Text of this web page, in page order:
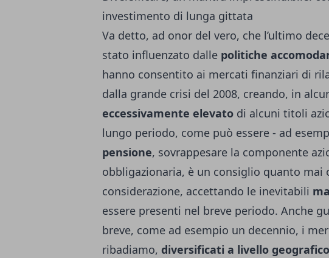
investimento di lunga gittata
Va detto, ad onor del vero, che l’ultimo
stato influenzato dalle politiche
hanno consentito ai mercati finanziari di
dalla grande crisi del 2008, creando, in
eccessivamente elevato di alcuni titoli
lungo periodo, come può essere - ad
pensione, sovrappesare la componente
obbligazionaria, è un consiglio quanto mai
considerazione, accettando le inevitabili
essere presenti nel breve periodo. Anche
breve, come ad esempio un decennio, i
ribadiamo, diversificati a livello